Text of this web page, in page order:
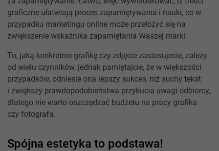
graficzne ułatwiają proces zapamiętywania i nauki, co w
przypadku marketingu online może przełożyć się na
zwiększenie wskaźnika zapamiętania Waszej marki.
To, jaką konkretnie grafikę czy zdjęcie zastosujecie, zależy
od wielu czynników, jednak pamiętajcie, że w większości
przypadków, odniesie ona lepszy sukces, niż suchy tekst
i zwiększy prawdopodobieństwa przykucia uwagi odbiorcy,
dlatego nie warto oszczędzać budżetu na pracy grafika
czy fotografa.
Spójna estetyka to podstawa!